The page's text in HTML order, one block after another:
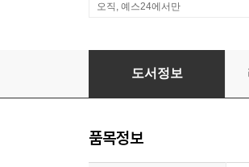
오직, 예스24에서만
착해지는 기분이 들어
도서정보
품목정보